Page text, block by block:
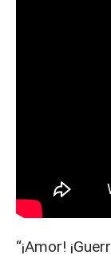
“¡Amor!